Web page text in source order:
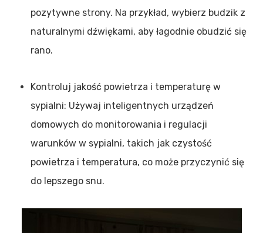
pozytywne strony. Na przykład, wybierz budzik z
naturalnymi dźwiękami, aby łagodnie obudzić się
rano.
Kontroluj jakość powietrza i temperaturę w
sypialni: Używaj inteligentnych urządzeń
domowych do monitorowania i regulacji
warunków w sypialni, takich jak czystość
powietrza i temperatura, co może przyczynić się
do lepszego snu.